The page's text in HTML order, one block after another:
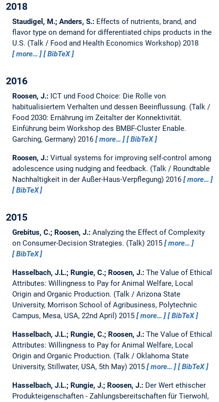
2018
Staudigel, M.; Anders, S.: Effects of nutrients, brand, and
flavor type on demand for differentiated chips products in the
U.S. (Talk / Food and Health Economics Workshop) 2018
more…
BibTeX
2016
Roosen, J.: ICT und Food Choice: Die Rolle von
habitualisiertem Verhalten und dessen Beeinflussung. (Talk /
Food 2030: Ernährung im Zeitalter der Konnektivität.
Einführung beim Workshop des BMBF-Cluster Enable.
Garching, Germany) 2016
more… BibTeX
Roosen, J.: Virtual systems for improving self-control among
adolescence using nudging and feedback. (Talk / Roundtable
Nachhaltigkeit in der Außer-Haus-Verpflegung) 2016
more…
BibTeX
2015
Grebitus, C.; Roosen, J.: Analyzing the Effect of Complexity
on Consumer-Decision Strategies. (Talk) 2015
more…
BibTeX
Hasselbach, J.L.; Rungie, C.; Roosen, J.: The Value of Ethical
Attributes: Willingness to Pay for Animal Welfare, Local
Origin and Organic Production. (Talk / Arizona State
University, Morrison School of Agribusiness, Polytechnic
Campus, Mesa, USA, 22nd April) 2015
more… BibTeX
Hasselbach, J.L.; Rungie, C.; Roosen, J.: The Value of Ethical
Attributes: Willingness to Pay for Animal Welfare, Local
Origin and Organic Production. (Talk / Oklahoma State
University, Stillwater, USA, 5th May) 2015
more… BibTeX
Hasselbach, J.L.; Rungie, J.; Roosen, J.: Der Wert ethischer
Produkteigenschaften - Zahlungsbereitschaften für Tierwohl,